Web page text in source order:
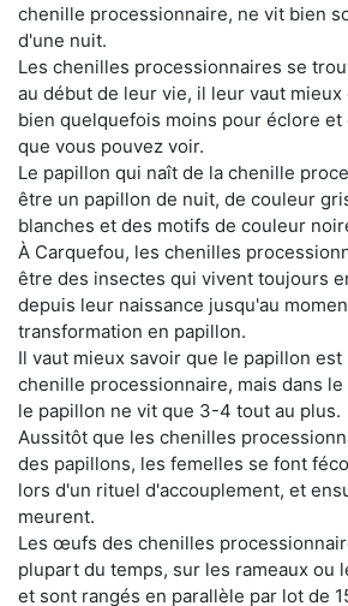
chenille processionnaire, ne vit bien
d'une nuit.
Les chenilles processionnaires se
au début de leur vie, il leur vaut
bien quelquefois moins pour éclore
que vous pouvez voir.
Le papillon qui naît de la chenille
être un papillon de nuit, de couleur
blanches et des motifs de couleur
À Carquefou, les chenilles
être des insectes qui vivent toujours
depuis leur naissance jusqu'au
transformation en papillon.
Il vaut mieux savoir que le papillon
chenille processionnaire, mais dans
le papillon ne vit que 3-4 tout au plus.
Aussitôt que les chenilles
des papillons, les femelles se font
lors d'un rituel d'accouplement, et
meurent.
Les œufs des chenilles
plupart du temps, sur les rameaux ou
et sont rangés en parallèle par lot de